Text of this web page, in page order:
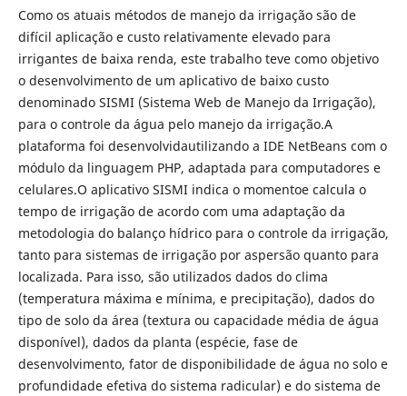
Como os atuais métodos de manejo da irrigação são de
difícil aplicação e custo relativamente elevado para
irrigantes de baixa renda, este trabalho teve como objetivo
o desenvolvimento de um aplicativo de baixo custo
denominado SISMI (Sistema Web de Manejo da Irrigação),
para o controle da água pelo manejo da irrigação.A
plataforma foi desenvolvidautilizando a IDE NetBeans com o
módulo da linguagem PHP, adaptada para computadores e
celulares.O aplicativo SISMI indica o momentoe calcula o
tempo de irrigação de acordo com uma adaptação da
metodologia do balanço hídrico para o controle da irrigação,
tanto para sistemas de irrigação por aspersão quanto para
localizada. Para isso, são utilizados dados do clima
(temperatura máxima e mínima, e precipitação), dados do
tipo de solo da área (textura ou capacidade média de água
disponível), dados da planta (espécie, fase de
desenvolvimento, fator de disponibilidade de água no solo e
profundidade efetiva do sistema radicular) e do sistema de